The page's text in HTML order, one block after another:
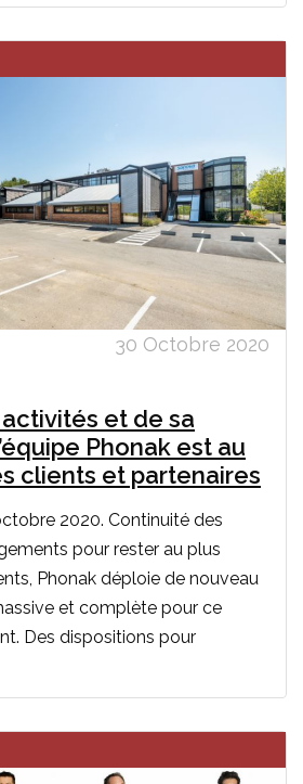
30 Octobre 2020
et de sa
Phonak est au
clients et partenaires
2020. Continuité des
pour rester au plus
Phonak déploie de nouveau
et complète pour ce
Des dispositions pour